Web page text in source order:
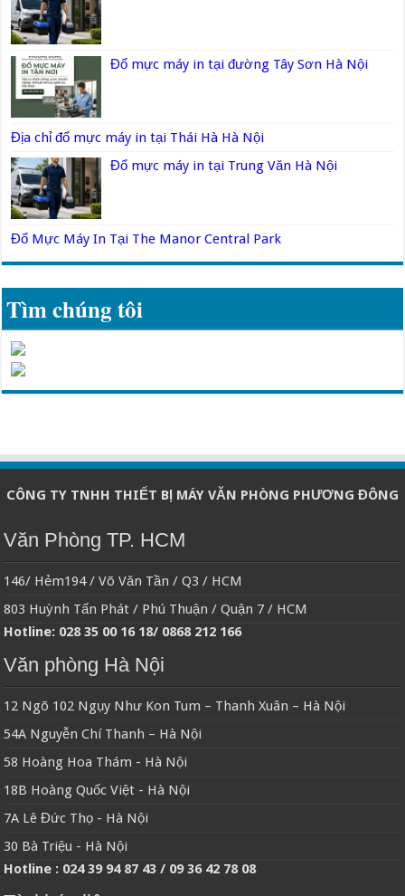
Đổ mực máy in tại đường Tây Sơn Hà Nội
Địa chỉ đổ mực máy in tại Thái Hà Hà Nội
Đổ mực máy in tại Trung Văn Hà Nội
Đổ Mực Máy In Tại The Manor Central Park
Tìm chúng tôi
CÔNG TY TNHH THIẾT BỊ MÁY VĂN PHÒNG PHƯƠNG ĐÔNG
Văn Phòng TP. HCM
146/ Hẻm194 / Võ Văn Tần / Q3 / HCM
803 Huỳnh Tấn Phát / Phú Thuận / Quận 7 / HCM
Hotline: 028 35 00 16 18/ 0868 212 166
Văn phòng Hà Nội
12 Ngõ 102 Ngụy Như Kon Tum – Thanh Xuân – Hà Nội
54A Nguyễn Chí Thanh – Hà Nội
58 Hoàng Hoa Thám - Hà Nội
18B Hoàng Quốc Việt - Hà Nội
7A Lê Đức Thọ - Hà Nội
30 Bà Triệu - Hà Nội
Hotline : 024 39 94 87 43 / 09 36 42 78 08